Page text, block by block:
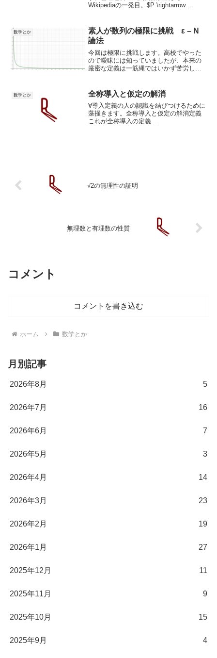
Wikipediaの一発目。$P \rightarrow
ロジー、英: taut...
数学とか
素人が数列の極限に挑戦 ε – N
論法
今回は極限に挑戦します。高校でやった
ので曖昧には知っていましたが、本来の
厳密な定義は一筋縄ではいかず苦労しま
んだことをアウトプットしていきます。
ところで、何故『極限』を...
数学とか 全称導入と仮定の解消
∀導入定義の人の認識を結びつけるために
藻掻きます。全称導入と仮定の解消定義
これが全称導入の定義
√2の無理性の証明
無理数と有理数の性質
コメント
コメントを書き込む
ホーム 数学とか
月別記事
2026年8月 5
2026年7月 16
2026年6月 7
2026年5月 3
2026年4月 14
2026年3月 23
2026年2月 19
2026年1月 27
2025年12月 11
2025年11月 9
2025年10月 15
2025年9月 4